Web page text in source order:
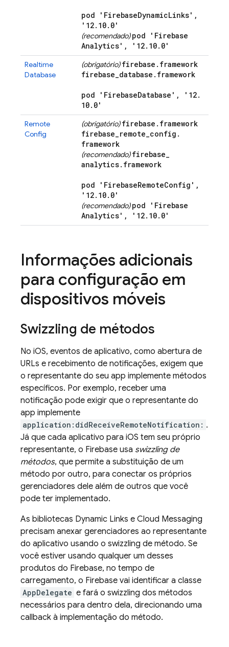
pod 'FirebaseDynamicLinks' ,
'12. 10. 0'
(recomendado) pod 'Firebase
Analytics' , '12. 10. 0'
Realtime
Database
(obrigatório) firebase . framework
firebase_database . framework
pod 'FirebaseDatabase' , '12.
10. 0'
Remote
Config
(obrigatório) firebase . framework
firebase_remote_config .
framework
(recomendado) firebase_
analytics. framework
pod 'FirebaseRemoteConfig' ,
'12. 10. 0'
(recomendado) pod 'Firebase
Analytics' , '12. 10. 0'
Informações adicionais
para configuração em
dispositivos móveis
Swizzling de métodos
No iOS, eventos de aplicativo, como abertura de
URLs e recebimento de notificações, exigem que
o representante do seu app implemente métodos
específicos. Por exemplo, receber uma
notificação pode exigir que o representante do
app implemente
application:didReceiveRemoteNotification: .
Já que cada aplicativo para iOS tem seu próprio
representante, o Firebase usa swizzling de
métodos, que permite a substituição de um
método por outro, para conectar os próprios
gerenciadores dele além de outros que você
pode ter implementado.
As bibliotecas Dynamic Links e Cloud Messaging
precisam anexar gerenciadores ao representante
do aplicativo usando o swizzling de método. Se
você estiver usando qualquer um desses
produtos do Firebase, no tempo de
carregamento, o Firebase vai identificar a classe
AppDelegate e fará o swizzling dos métodos
necessários para dentro dela, direcionando uma
callback à implementação do método.